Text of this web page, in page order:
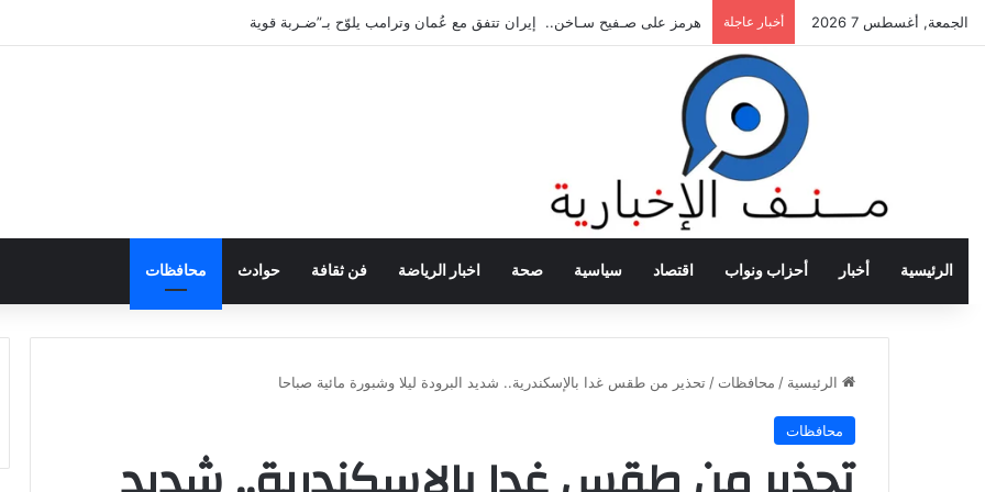
الجمعة, أغسطس 7 2026 أخبار عاجلة الرئيس الإيراني: التواصل مع مجتبى خامنئي صعب للغاية حالياً
الرئيسية أخبار أحزاب ونواب اقتصاد سياسية صحة اخبار الرياضة فن ثقافة حوادث محافظات
الرئيسية / محافظات / تحذير من طقس غدا بالإسكندرية.. شديد البرودة ليلا وشبورة مائية صباحا
محافظات